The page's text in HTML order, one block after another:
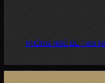
PHÒNG NGỦ BÉ TRAI